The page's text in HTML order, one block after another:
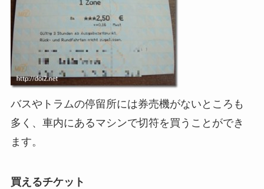
バスやトラムの停留所には券売機がないところも
多く、車内にあるマシンで切符を買うことができ
ます。
買えるチケット